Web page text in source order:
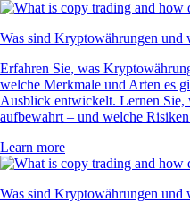
Was sind Kryptowährungen und
Erfahren Sie, was
welche Merkmale und Arten es
Ausblick entwickelt. Lernen Sie,
aufbewahrt – und welche
Learn more
Was sind Kryptowährungen und